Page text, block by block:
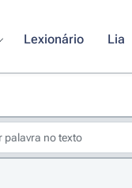
Lexionário Lia